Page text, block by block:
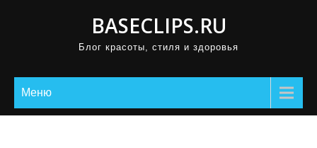
BASECLIPS.RU
Блог красоты, стиля и здоровья
Меню